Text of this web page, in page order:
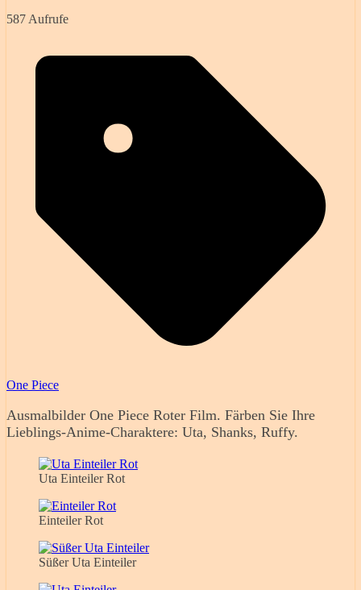
587 Aufrufe
One Piece
Ausmalbilder One Piece Roter Film. Färben Sie Ihre
Lieblings-Anime-Charaktere: Uta, Shanks, Ruffy.
Uta Einteiler Rot
Einteiler Rot
Süßer Uta Einteiler